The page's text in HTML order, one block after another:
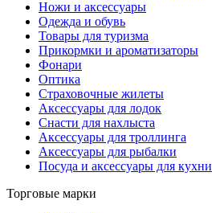
Ножи и аксессуары
Одежда и обувь
Товары для туризма
Прикормки и ароматизаторы
Фонари
Оптика
Страховочные жилеты
Аксессуары для лодок
Снасти для нахлыста
Аксессуары для троллинга
Аксессуары для рыбалки
Посуда и аксессуары для кухни
Торговые марки